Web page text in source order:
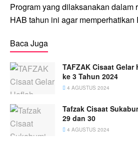
Program yang dilaksanakan dalam
HAB tahun ini agar memperhatikan
Baca Juga
TAFZAK Cisaat
ke 3 Tahun 2024
4 AGUSTUS 2024
Tafzak Cisaat
29 dan 30
4 AGUSTUS 2024